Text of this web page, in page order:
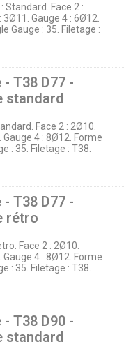
Standard. Face 2 :
Gauge 4 : 6Ø12.
Gauge : 35. Filetage :
T38 D77 -
standard
Face 2 : 2Ø10.
4 : 8Ø12. Forme
: 35. Filetage : T38.
T38 D77 -
rétro
Face 2 : 2Ø10.
4 : 8Ø12. Forme
: 35. Filetage : T38.
T38 D90 -
standard